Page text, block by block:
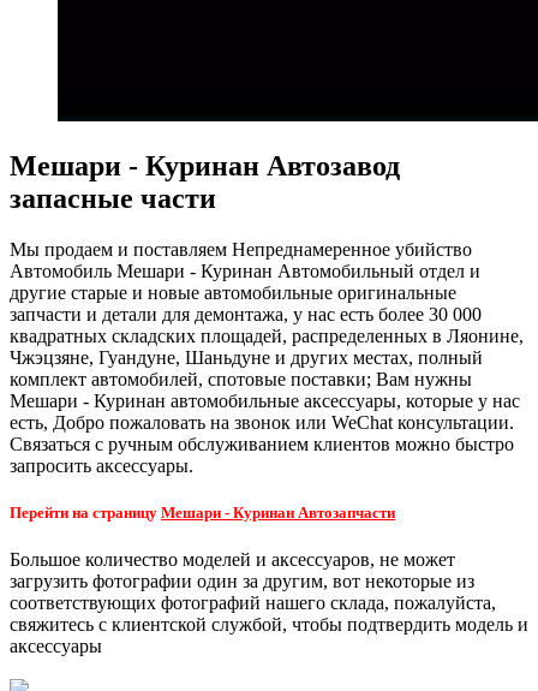
Мешари - Куринан Автозавод
запасные части
Мы продаем и поставляем Непреднамеренное убийство
Автомобиль Мешари - Куринан Автомобильный отдел и
другие старые и новые автомобильные оригинальные
запчасти и детали для демонтажа, у нас есть более 30 000
квадратных складских площадей, распределенных в Ляонине,
Чжэцзяне, Гуандуне, Шаньдуне и других местах, полный
комплект автомобилей, спотовые поставки; Вам нужны
Мешари - Куринан автомобильные аксессуары, которые у нас
есть, Добро пожаловать на звонок или WeChat консультации.
Связаться с ручным обслуживанием клиентов можно быстро
запросить аксессуары.
Перейти на страницу Мешари - Куринан Автозапчасти
Большое количество моделей и аксессуаров, не может
загрузить фотографии один за другим, вот некоторые из
соответствующих фотографий нашего склада, пожалуйста,
свяжитесь с клиентской службой, чтобы подтвердить модель и
аксессуары